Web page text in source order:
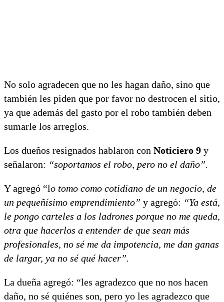
No solo agradecen que no les hagan daño, sino que
también les piden que por favor no destrocen el sitio,
ya que además del gasto por el robo también deben
sumarle los arreglos.
Los dueños resignados hablaron con Noticiero 9 y
señalaron: “soportamos el robo, pero no el daño”.
Y agregó “lo tomo como cotidiano de un negocio, de
un pequeñísimo emprendimiento” y agregó: “Ya está,
le pongo carteles a los ladrones porque no me queda,
otra que hacerlos a entender de que sean más
profesionales, no sé me da impotencia, me dan ganas
de largar, ya no sé qué hacer”.
La dueña agregó: “les agradezco que no nos hacen
daño, no sé quiénes son, pero yo les agradezco que